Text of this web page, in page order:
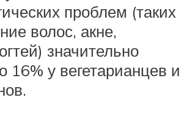
проблем (таких
волос, акне,
значительно
16% у вегетарианцев и